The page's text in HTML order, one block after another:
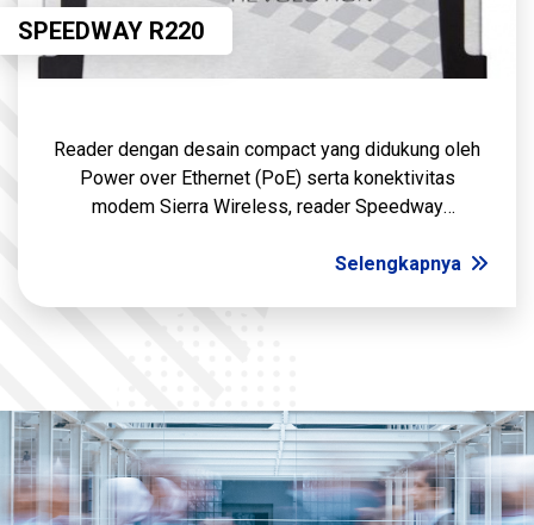
SPEEDWAY R220
Reader dengan desain compact yang didukung oleh
Power over Ethernet (PoE) serta konektivitas
modem Sierra Wireless, reader Speedway
aplikasi dan penyebaranSelengkapnya